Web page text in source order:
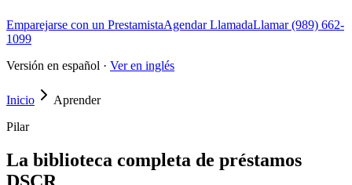
Emparejarse con un PrestamistaAgendar LlamadaLlamar (989) 662-
1099
Versión en español · Ver en inglés
Inicio
Aprender
Pilar
La biblioteca completa de préstamos